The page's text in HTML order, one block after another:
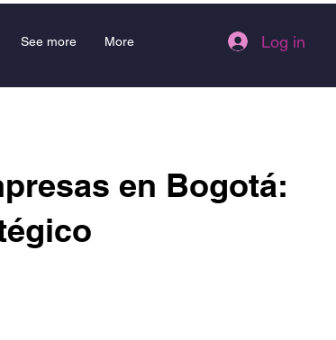
See more More Log in
en Bogotá: